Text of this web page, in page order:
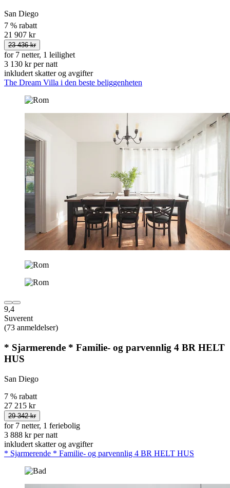
San Diego
7 % rabatt
21 907 kr
23 436 kr
for 7 netter, 1 leilighet
3 130 kr per natt
inkludert skatter og avgifter
The Dream Villa i den beste beliggenheten
9,4
Suverent
(73 anmeldelser)
* Sjarmerende * Familie- og parvennlig 4 BR HELT
HUS
San Diego
7 % rabatt
27 215 kr
29 342 kr
for 7 netter, 1 feriebolig
3 888 kr per natt
inkludert skatter og avgifter
* Sjarmerende * Familie- og parvennlig 4 BR HELT HUS